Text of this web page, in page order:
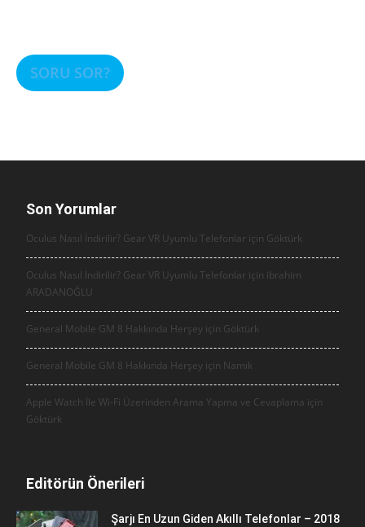
SORU SOR?
Son Yorumlar
Oculus Nasıl İndirilir? Gear VR Uyumlu Telefonlar için Göktürk
Oculus Nasıl İndirilir? Gear VR Uyumlu Telefonlar için ibrahim
ARADANOĞLU
General Mobile GM 8 Hakkında Herşey için Göktürk
General Mobile GM 8 Hakkında Herşey için Namık
Apple Watch İle Wi-Fi Üzerinden Arama Yapma ve Cevaplama için
Göktürk
Editörün Önerileri
Şarjı En Uzun Giden Akıllı Telefonlar – 2018